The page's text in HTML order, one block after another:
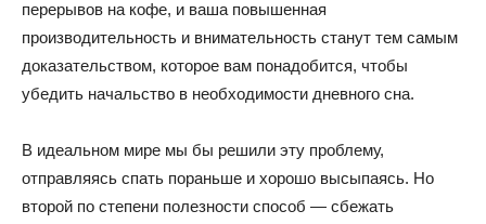
перерывов на кофе, и ваша повышенная
производительность и внимательность станут тем самым
доказательством, которое вам понадобится, чтобы
убедить начальство в необходимости дневного сна.
В идеальном мире мы бы решили эту проблему,
отправляясь спать пораньше и хорошо высыпаясь. Но
второй по степени полезности способ — сбежать